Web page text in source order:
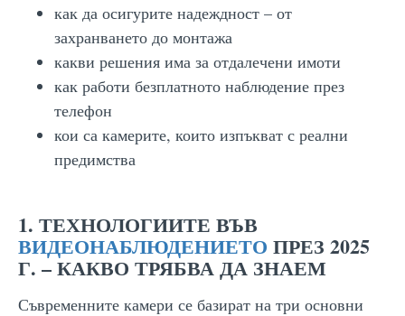
как да осигурите надеждност – от
захранването до монтажа
какви решения има за отдалечени имоти
как работи безплатното наблюдение през
телефон
кои са камерите, които изпъкват с реални
предимства
1. ТЕХНОЛОГИИТЕ ВЪВ
ВИДЕОНАБЛЮДЕНИЕТО ПРЕЗ 2025
Г. – КАКВО ТРЯБВА ДА ЗНАЕМ
Съвременните камери се базират на три основни